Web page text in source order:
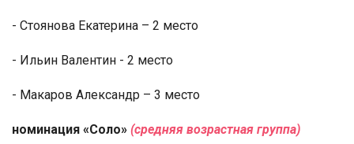
- Стоянова Екатерина – 2 место
- Ильин Валентин - 2 место
- Макаров Александр – 3 место
номинация «Соло» (средняя возрастная группа)